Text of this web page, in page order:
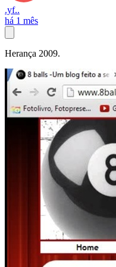
.yf..
há 1 mês
Herança 2009.